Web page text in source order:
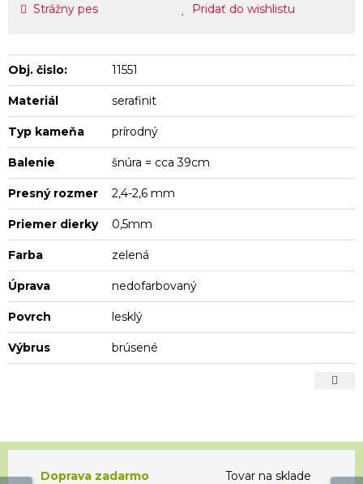
Strážny pes Pridať do wishlistu
Obj. čislo: 11551
Materiál serafinit
Typ kameňa prírodný
Balenie šnúra = cca 39cm
Presný rozmer 2,4-2,6 mm
Priemer dierky 0,5mm
Farba zelená
Úprava nedofarbovaný
Povrch lesklý
Výbrus brúsené
Doprava zadarmo
Tovar na sklade